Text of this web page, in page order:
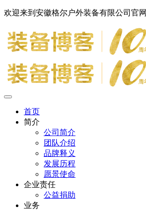
欢迎来到安徽格尔户外装备有限公司官网
首页
简介
公司简介
团队介绍
品牌释义
发展历程
愿景使命
企业责任
公益捐助
业务